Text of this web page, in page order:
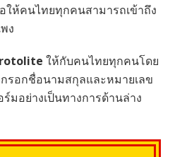
ให้คนไทยทุกคนสามารถเข้าถึง
ง
ให้กับคนไทยทุกคนโดย
รอกชื่อนามสกุลและหมายเลข
อย่างเป็นทางการด้านล่าง